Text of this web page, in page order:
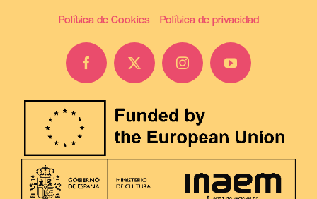
Política de Cookies Política de privacidad